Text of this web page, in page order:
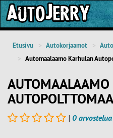
Etusivu Autokorjaamot
Automaalaamo Karhulan
| 0 arvostelua